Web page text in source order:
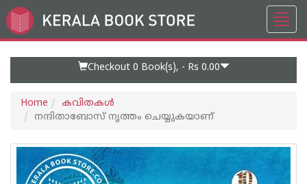
Go
to
Checkout 0 Book(s), - Rs 0.00
Home
കവിതകള്‍
നന്ദിതാബോസ് നൃത്തം ചെയ്യുകയാണ്